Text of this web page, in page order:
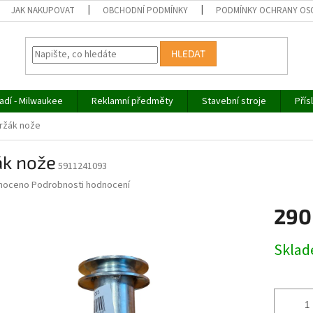
JAK NAKUPOVAT OBCHODNÍ PODMÍNKY PODMÍNKY OCHRANY
HLEDAT
- Milwaukee Reklamní předměty Stavební stroje
nože
nože5911241093
Podrobnosti hodnocení
cena: